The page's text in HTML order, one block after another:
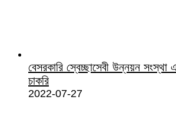
বেসরকারি স্বেচ্ছাসেবী উন্নয়ন সংস্থা
চাকরি
2022-07-27